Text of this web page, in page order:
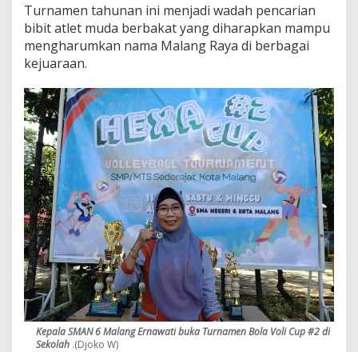
S
e
M
a
g
B
e
r
l
a
g
a
B
i
d
i
k
L
a
h
Turnamen tahunan ini menjadi wadah pencarian
bibit atlet muda berbakat yang diharapkan mampu
mengharumkan nama Malang Raya di berbagai
kejuaraan.
Kepala SMAN 6 Malang Ernawati buka Turnamen Bola Voli Cup #2 di
Sekolah .(Djoko W)